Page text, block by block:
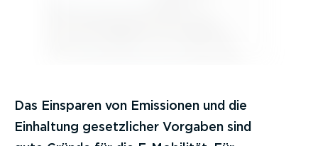
Das Einsparen von Emissionen und die
Einhaltung gesetzlicher Vorgaben sind